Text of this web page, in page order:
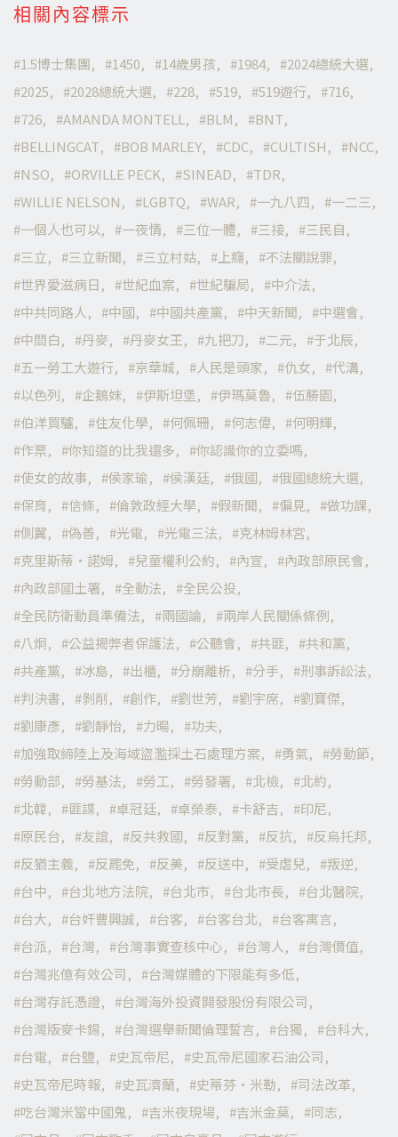
相關內容標示
1.5博士集團 1450 14歲男孩 1984
2024總統大選
2025
2028總統大選 228 519 519遊行
716
726
AMANDA MONTELL BLM
BNT
BELLINGCAT
BOB MARLEY CDC CULTISH
NCC
NSO
ORVILLE PECK SINEAD
TDR
WILLIE NELSON
LGBTQ WAR 一九八四
一二三
一個人也可以
一夜情 三位一體 三接
三民自
三立
三立新聞 三立村姑 上癮
不法關說罪
世界愛滋病日
世紀血案 世紀騙局
中介法
中共同路人
中國 中國共產黨 中天新聞
中選會
中間白
丹麥 丹麥女王 九把刀 二元
于北辰
五一勞工大遊行
京華城 人民是頭家 仇女
代溝
以色列
企鵝妹 伊斯坦堡 伊瑪莫魯
伍勝園
伯洋買驢
住友化學 何佩珊 何志偉
何明輝
作票
你知道的比我還多
你認識你的立委嗎
使女的故事
侯家瑜 侯漢廷 俄國
俄國總統大選
保育
信條 倫敦政經大學 假新聞 偏見
做功課
側翼
偽善 光電 光電三法
克林姆林宮
克里斯蒂·諾姆
兒童權利公約 內宣
內政部原民會
內政部國土署
全動法
全民公投
全民防衛動員準備法
兩國論
兩岸人民關係條例
八炯
公益揭弊者保護法 公聽會 共匪
共和黨
共產黨
冰島 出櫃 分崩離析 分手
刑事訴訟法
判決書
剝削 創作 劉世芳 劉宇席
劉寶傑
劉康彥
劉靜怡 力暘
功夫
加強取締陸上及海域盜濫採土石處理方案
勇氣
勞動節
勞動部
勞基法 勞工 勞發署 北檢
北約
北韓
匪諜 卓冠廷 卓榮泰 卡舒吉
印尼
原民台
友誼 反共救國 反對黨 反抗
反烏托邦
反猶主義
反罷免 反美 反送中 受虐兒
叛逆
台中
台北地方法院 台北市 台北市長
台北醫院
台大
台奸曹興誠 台客 台客台北
台客寓言
台派
台灣 台灣事實查核中心 台灣人
台灣價值
台灣兆億有效公司
台灣媒體的下限能有多低
台灣存託憑證
台灣海外投資開發股份有限公司
台灣版麥卡錫
台灣選舉新聞倫理誓言 台獨
台科大
台電
台鹽 史瓦帝尼
史瓦帝尼國家石油公司
史瓦帝尼時報
史瓦濟蘭 史蒂芬·米勒
司法改革
吃台灣米當中國鬼
吉米夜現場 吉米金莫
同志